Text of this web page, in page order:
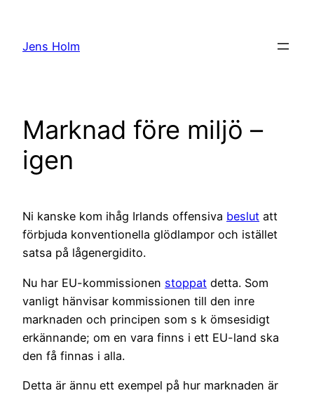
innehåll
Jens Holm
Marknad före miljö –
igen
Ni kanske kom ihåg Irlands offensiva beslut att
förbjuda konventionella glödlampor och istället
satsa på lågenergidito.
Nu har EU-kommissionen stoppat detta. Som
vanligt hänvisar kommissionen till den inre
marknaden och principen som s k ömsesidigt
erkännande; om en vara finns i ett EU-land ska
den få finnas i alla.
Detta är ännu ett exempel på hur marknaden är